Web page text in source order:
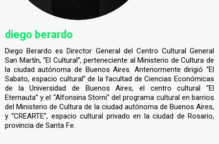
diego berardo
Diego Berardo es Director General del Centro Cultural General
San Martín, “El Cultural”, perteneciente al Ministerio de Cultura de
la ciudad autónoma de Buenos Aires. Anteriormente dirigió “El
Sabato, espacio cultural” de la facultad de Ciencias Económicas
de la Universidad de Buenos Aires, el centro cultural “El
Eternauta” y el “Alfonsina Storni” del programa cultural en barrios
del Ministerio de Cultura de la ciudad autónoma de Buenos Aires,
y “CREARTE”, espacio cultural privado en la ciudad de Rosario,
provincia de Santa Fe.